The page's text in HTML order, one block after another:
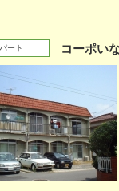
ート コーポい